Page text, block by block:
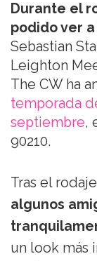
Durante el
podido ver
Sebastian
Leighton
The CW ha
temporada
septiembre,
90210.
Tras el rodaje
algunos
un look más